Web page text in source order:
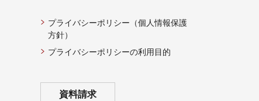
プライバシーポリシー（個人情報保護
方針）
プライバシーポリシーの利用目的
資料請求